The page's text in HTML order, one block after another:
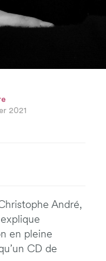
2021
André,
en pleine
CD de